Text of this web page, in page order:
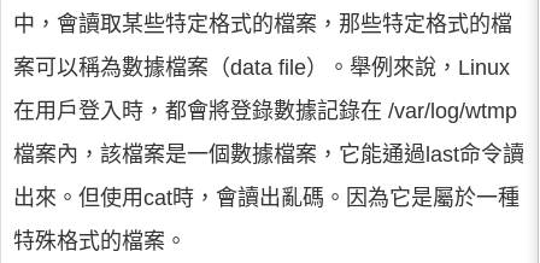
中，會讀取某些特定格式的檔案，那些特定格式的檔
案可以稱為數據檔案（data file）。舉例來說，Linux
在用戶登入時，都會將登錄數據記錄在 /var/log/wtmp
檔案內，該檔案是一個數據檔案，它能通過last命令讀
出來。但使用cat時，會讀出亂碼。因為它是屬於一種
特殊格式的檔案。